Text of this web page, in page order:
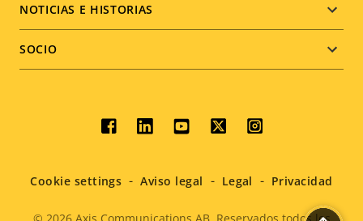
NOTICIAS E HISTORIAS
SOCIO
Social
menu
Cookie settings Aviso legal Legal Privacidad